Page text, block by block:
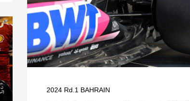
2024 Rd.1 BAHRAIN